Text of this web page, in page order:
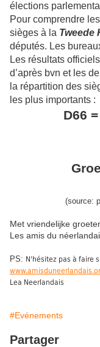
élections
Pour comprendre
sièges à la Tweede
députés. Les
Les résultats
d’après bvn et les
la répartition des
les plus importants :
D66
(source:
Met vriendelijke
Les amis du
PS: N'hésitez pas à faire
Lea Neerlandais
#Evénements
Partager